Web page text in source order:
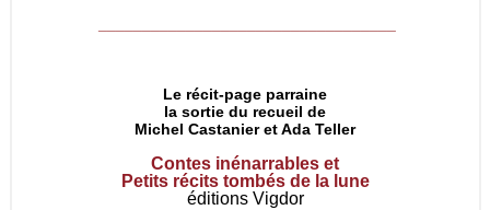
Le récit-page parraine
la sortie du recueil de
Michel Castanier et Ada Teller
Contes inénarrables et
Petits récits tombés de la lune
éditions Vigdor